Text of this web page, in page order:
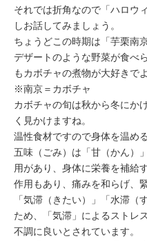
それでは折角なので「ハロウ
しお話してみましょう。
ちょうどこの時期は「芋栗南
デザートのような野菜が食べ
もカボチャの煮物が大好きで
※南京＝カボチャ
カボチャの旬は秋から冬にか
く見かけますね。
温性食材ですので身体を温め
五味（ごみ）は「甘（かん）
用があり、身体に栄養を補給
作用もあり、痛みを和らげ、
「気滞（きたい）」「水滞
ため、「気滞」によるストレ
不調に良いとされています。